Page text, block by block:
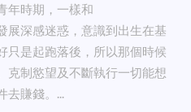
年時期，一樣和
展深感迷惑，意識到出生在基
只是起跑落後，所以那個時候
克制慾望及不斷執行一切能想
去賺錢。...